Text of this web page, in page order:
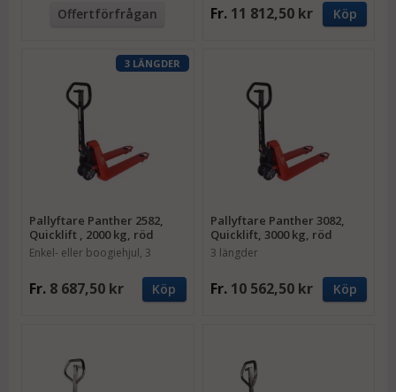
Offertförfrågan Fr. 11 812,50 kr Köp
3 LÄNGDER
Pallyftare Panther 2582,
Quicklift , 2000 kg, röd
Enkel- eller boogiehjul, 3
Fr. 8 687,50 kr Köp
Pallyftare Panther 3082,
Quicklift, 3000 kg, röd
3 längder
Fr. 10 562,50 kr Köp